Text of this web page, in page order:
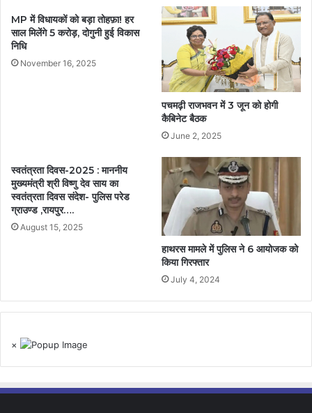
MP में विधायकों को बड़ा तोहफ़ा! हर
साल मिलेंगे 5 करोड़, दोगुनी हुई विकास
निधि
November 16, 2025
पचमढ़ी राजभवन में 3 जून को होगी
कैबिनेट बैठक
June 2, 2025
स्वतंत्रता दिवस-2025 : माननीय
मुख्यमंत्री श्री विष्णु देव साय का
स्वतंत्रता दिवस संदेश- पुलिस परेड
ग्राउण्ड ,रायपुर….
August 15, 2025
हाथरस मामले में पुलिस ने 6 आयोजक को
किया गिरफ्तार
July 4, 2024
×